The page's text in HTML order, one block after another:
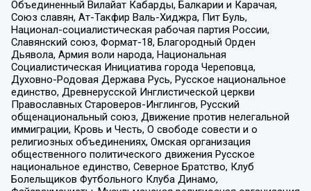
Объединенный Вилайат Кабарды, Балкарии и Карачая,
Союз славян, Ат-Такфир Валь-Хиджра, Пит Буль,
Национал-социалистическая рабочая партия России,
Славянский союз, Формат-18, Благородный Орден
Дьявола, Армия воли народа, Национальная
Социалистическая Инициатива города Череповца,
Духовно-Родовая Держава Русь, Русское национальное
единство, Древнерусской Инглистической церкви
Православных Староверов-Инглингов, Русский
общенациональный союз, Движение против нелегальной
иммиграции, Кровь и Честь, О свободе совести и о
религиозных объединениях, Омская организация
общественного политического движения Русское
национальное единство, Северное Братство, Клуб
Болельщиков Футбольного Клуба Динамо,